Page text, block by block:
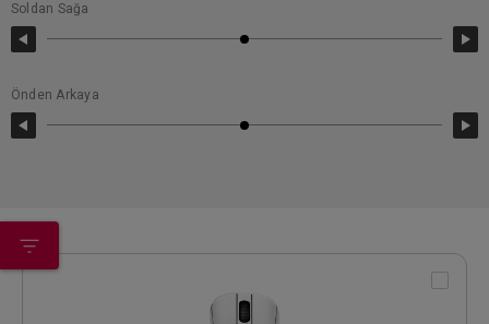
Soldan Sağa
Önden Arkaya